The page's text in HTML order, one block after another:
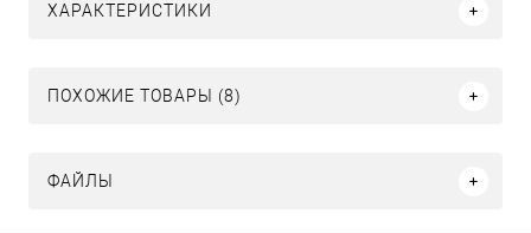
ХАРАКТЕРИСТИКИ
ПОХОЖИЕ ТОВАРЫ (8)
ФАЙЛЫ